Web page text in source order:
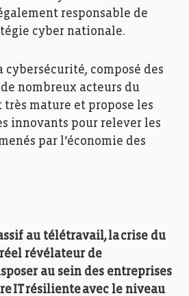
responsable de
cyber nationale.
cybersécurité, composé des
nombreux acteurs du
mature et propose les
innovants pour relever les
par l’économie des
au télétravail, la crise du
réel révélateur de
au sein des entreprises
IT résiliente avec le niveau